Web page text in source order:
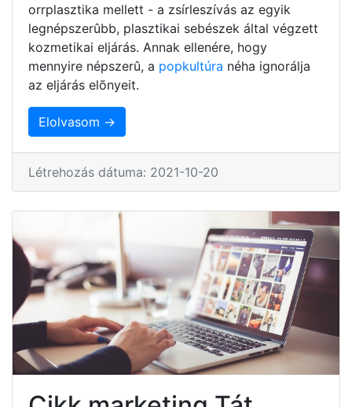
orrplasztika mellett - a zsírleszívás az egyik
legnépszerûbb, plasztikai sebészek által végzett
kozmetikai eljárás. Annak ellenére, hogy
mennyire népszerû, a popkultúra néha ignorálja
az eljárás elõnyeit.
Elolvasom →
Létrehozás dátuma: 2021-10-20